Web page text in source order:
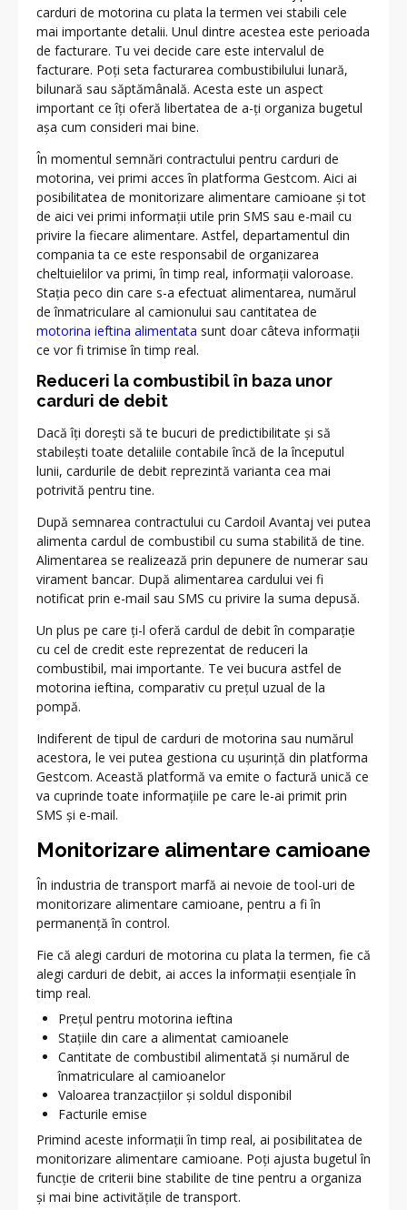
carduri de motorina cu plata la termen vei stabili cele
mai importante detalii. Unul dintre acestea este perioada
de facturare. Tu vei decide care este intervalul de
facturare. Poți seta facturarea combustibilului lunară,
bilunară sau săptămânală. Acesta este un aspect
important ce îți oferă libertatea de a-ți organiza bugetul
așa cum consideri mai bine.
În momentul semnări contractului pentru carduri de
motorina, vei primi acces în platforma Gestcom. Aici ai
posibilitatea de monitorizare alimentare camioane și tot
de aici vei primi informații utile prin SMS sau e-mail cu
privire la fiecare alimentare. Astfel, departamentul din
compania ta ce este responsabil de organizarea
cheltuielilor va primi, în timp real, informații valoroase.
Stația peco din care s-a efectuat alimentarea, numărul
de înmatriculare al camionului sau cantitatea de
motorina ieftina alimentata sunt doar câteva informații
ce vor fi trimise în timp real.
Reduceri la combustibil în baza unor
carduri de debit
Dacă îți dorești să te bucuri de predictibilitate și să
stabilești toate detaliile contabile încă de la începutul
lunii, cardurile de debit reprezintă varianta cea mai
potrivită pentru tine.
După semnarea contractului cu Cardoil Avantaj vei putea
alimenta cardul de combustibil cu suma stabilită de tine.
Alimentarea se realizează prin depunere de numerar sau
virament bancar. După alimentarea cardului vei fi
notificat prin e-mail sau SMS cu privire la suma depusă.
Un plus pe care ți-l oferă cardul de debit în comparație
cu cel de credit este reprezentat de reduceri la
combustibil, mai importante. Te vei bucura astfel de
motorina ieftina, comparativ cu prețul uzual de la
pompă.
Indiferent de tipul de carduri de motorina sau numărul
acestora, le vei putea gestiona cu ușurință din platforma
Gestcom. Această platformă va emite o factură unică ce
va cuprinde toate informațiile pe care le-ai primit prin
SMS și e-mail.
Monitorizare alimentare camioane
În industria de transport marfă ai nevoie de tool-uri de
monitorizare alimentare camioane, pentru a fi în
permanență în control.
Fie că alegi carduri de motorina cu plata la termen, fie că
alegi carduri de debit, ai acces la informații esențiale în
timp real.
Prețul pentru motorina ieftina
Stațiile din care a alimentat camioanele
Cantitate de combustibil alimentată și numărul de
înmatriculare al camioanelor
Valoarea tranzacțiilor și soldul disponibil
Facturile emise
Primind aceste informații în timp real, ai posibilitatea de
monitorizare alimentare camioane. Poți ajusta bugetul în
funcție de criterii bine stabilite de tine pentru a organiza
și mai bine activitățile de transport.